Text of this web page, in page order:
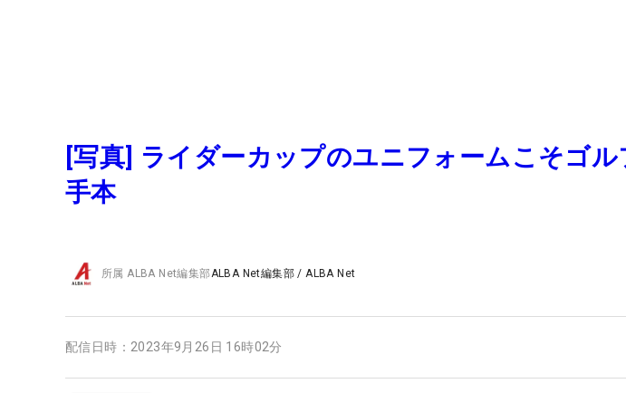
[写真] ライダーカップのユニフォームこそゴ
手本
所属ALBA Net編集部ALBA Net編集部 /ALBA Net
配信日時： 2023年9月26日 16時02分